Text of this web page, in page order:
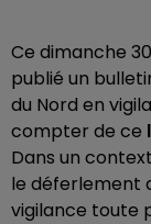
Ce dimanche
publié un
du Nord en
compter de ce
Dans un
le déferlement
vigilance toute